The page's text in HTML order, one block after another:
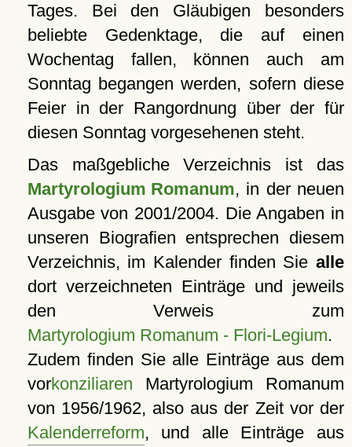
Tages. Bei den Gläubigen besonders
beliebte Gedenktage, die auf einen
Wochentag fallen, können auch am
Sonntag begangen werden, sofern diese
Feier in der Rangordnung über der für
diesen Sonntag vorgesehenen steht.
Das maßgebliche Verzeichnis ist das
Martyrologium Romanum, in der neuen
Ausgabe von 2001/2004. Die Angaben in
unseren Biografien entsprechen diesem
Verzeichnis, im Kalender finden Sie alle
dort verzeichneten Einträge und jeweils
den Verweis zum
Martyrologium Romanum - Flori-Legium.
Zudem finden Sie alle Einträge aus dem
vorkonziliaren Martyrologium Romanum
von 1956/1962, also aus der Zeit vor der
Kalenderreform, und alle Einträge aus